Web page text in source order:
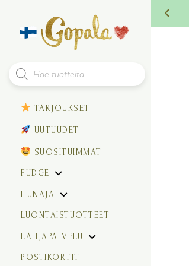
Products
search
TARJOUKSET
UUTUUDET
SUOSITUIMMAT
FUDGE
HUNAJA
LUONTAISTUOTTEET
LAHJAPALVELU
POSTIKORTIT